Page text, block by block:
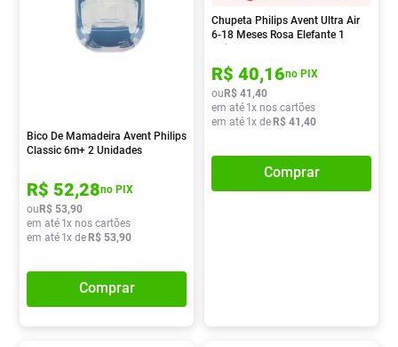
Bico De Mamadeira Avent Philips
Classic 6m+ 2 Unidades
R$ 52,28no PIX
ouR$ 53,90
em até 1x nos cartões
em até 1x deR$ 53,90
Comprar
Chupeta Philips Avent Ultra Air
6-18 Meses Rosa Elefante 1
Unidade
R$ 40,16no PIX
ouR$ 41 ,40
em até 1x nos cartões
em até 1x deR$ 41 ,40
Comprar